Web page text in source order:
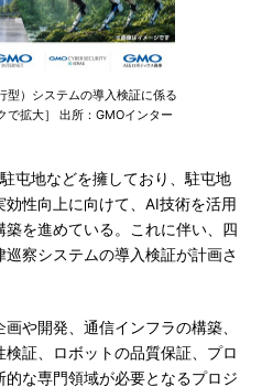
型）システムの導入検証に係る
で拡大］ 出所：GMOインター
屯地などを擁しており、駐屯地
性向上に向けて、AI技術を活用
築を進めている。これに伴い、四
察システムの導入検証が計画さ
や開発、通信インフラの構築、
証、ロボットの品質保証、プロ
な専門領域が必要となるプロジ